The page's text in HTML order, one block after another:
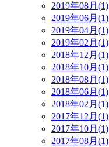
2019年08月(1)
2019年06月(1)
2019年04月(1)
2019年02月(1)
2018年12月(1)
2018年10月(1)
2018年08月(1)
2018年06月(1)
2018年02月(1)
2017年12月(1)
2017年10月(1)
2017年08月(1)